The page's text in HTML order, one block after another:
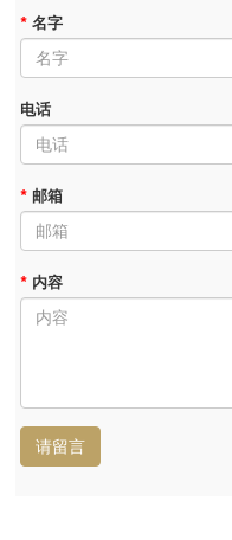
* 名字
电话
* 邮箱
* 内容
请留言